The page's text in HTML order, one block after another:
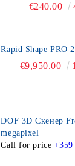
€240.00
Rapid Shape PRO
€9,950.00
DOF 3D Скенер
megapixel
Call for price +359